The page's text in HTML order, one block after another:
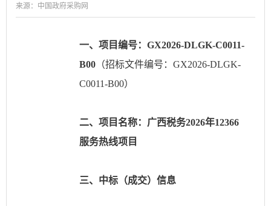
来源：中国政府采购网
一、项目编号： GX2026-DLGK-C0011-
B00 （招标文件编号： GX2026-DLGK-
C0011-B00）
二、项目名称：广西税务2026年12366
服务热线项目
三、中标（成交）信息